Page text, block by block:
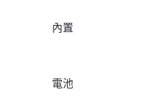
內置
電池